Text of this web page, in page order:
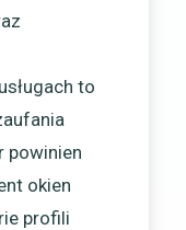
to
powinien
okien
profili